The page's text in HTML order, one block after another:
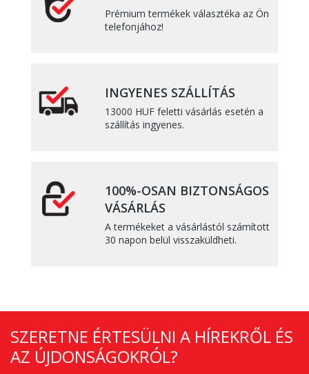
Prémium termékek választéka az Ön
telefonjához!
INGYENES SZÁLLÍTÁS
13000 HUF feletti vásárlás esetén a
szállítás ingyenes.
100%-OSAN BIZTONSÁGOS
VÁSÁRLÁS
A termékeket a vásárlástól számított
30 napon belül visszaküldheti.
SZERETNE ÉRTESÜLNI A HÍREKRŐL ÉS
AZ ÚJDONSÁGOKRÓL?